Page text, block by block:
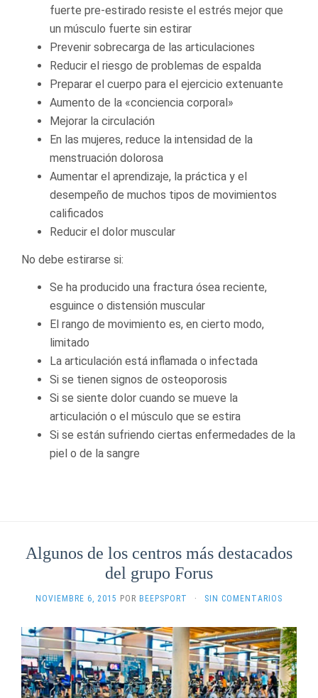
fuerte pre-estirado resiste el estrés mejor que
un músculo fuerte sin estirar
Prevenir sobrecarga de las articulaciones
Reducir el riesgo de problemas de espalda
Preparar el cuerpo para el ejercicio extenuante
Aumento de la «conciencia corporal»
Mejorar la circulación
En las mujeres, reduce la intensidad de la
menstruación dolorosa
Aumentar el aprendizaje, la práctica y el
desempeño de muchos tipos de movimientos
calificados
Reducir el dolor muscular
No debe estirarse si:
Se ha producido una fractura ósea reciente,
esguince o distensión muscular
El rango de movimiento es, en cierto modo,
limitado
La articulación está inflamada o infectada
Si se tienen signos de osteoporosis
Si se siente dolor cuando se mueve la
articulación o el músculo que se estira
Si se están sufriendo ciertas enfermedades de la
piel o de la sangre
Algunos de los centros más destacados
del grupo Forus
NOVIEMBRE 6, 2015 POR BEEPSPORT · SIN COMENTARIOS